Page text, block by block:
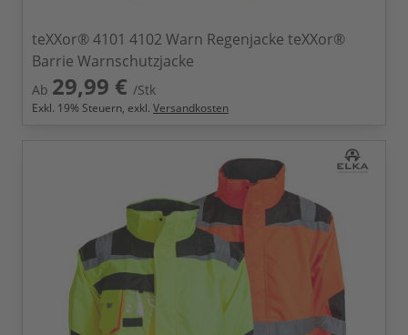
teXXor® 4101 4102 Warn Regenjacke teXXor®
Barrie Warnschutzjacke
Ab 29,99 € /Stk
Exkl. 19% Steuern, exkl. Versandkosten